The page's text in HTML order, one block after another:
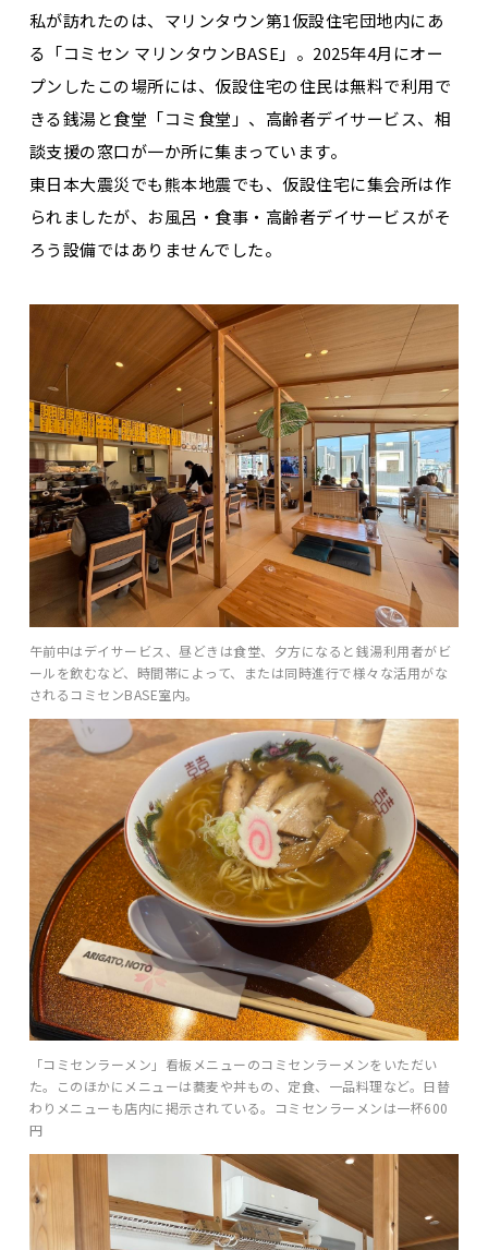
私が訪れたのは、マリンタウン第1仮設住宅団地内にあ
る「コミセン マリンタウンBASE」。2025年4月にオー
プンしたこの場所には、仮設住宅の住民は無料で利用で
きる銭湯と食堂「コミ食堂」、高齢者デイサービス、相
談支援の窓口が一か所に集まっています。
東日本大震災でも熊本地震でも、仮設住宅に集会所は作
られましたが、お風呂・食事・高齢者デイサービスがそ
ろう設備ではありませんでした。
午前中はデイサービス、昼どきは食堂、夕方になると銭湯利用者がビ
ールを飲むなど、時間帯によって、または同時進行で様々な活用がな
されるコミセンBASE室内。
「コミセンラーメン」看板メニューのコミセンラーメンをいただい
た。このほかにメニューは蕎麦や丼もの、定食、一品料理など。日替
わりメニューも店内に掲示されている。コミセンラーメンは一杯600
円